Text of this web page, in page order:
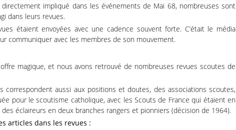
directement impliqué dans les événements de Mai 68, nombreuses sont
dans leurs revues.
étaient envoyées avec une cadence souvent forte. C’était le média
communiquer avec les membres de son mouvement.
magique, et nous avons retrouvé de nombreuses revues scoutes de
correspondent aussi aux positions et doutes, des associations scoutes,
pour le scoutisme catholique, avec les Scouts de France qui étaient en
éclaireurs en deux branches rangers et pionniers (décision de 1964).
articles dans les revues :